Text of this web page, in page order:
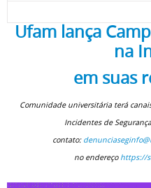
Ufam lança
na
em suas
Comunidade universitária terá
Incidentes de
contato:
no endereço https://